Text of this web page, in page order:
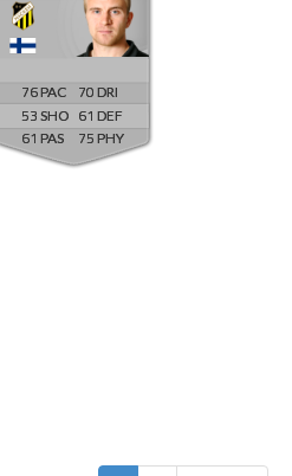
76
53
61
70
61
75